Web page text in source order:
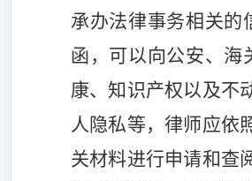
承办法律事务相关的
函，可以向公安、海
康、知识产权以及不
人隐私等，律师应依
关材料进行申请和查